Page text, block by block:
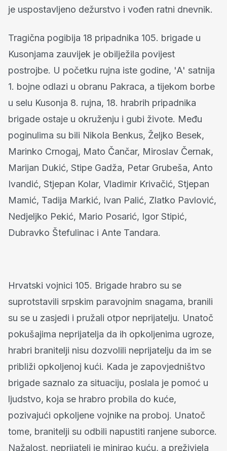
je uspostavljeno dežurstvo i vođen ratni dnevnik.
Tragična pogibija 18 pripadnika 105. brigade u
Kusonjama zauvijek je obilježila povijest
postrojbe. U početku rujna iste godine, 'A' satnija
1. bojne odlazi u obranu Pakraca, a tijekom borbe
u selu Kusonja 8. rujna, 18. hrabrih pripadnika
brigade ostaje u okruženju i gubi živote. Među
poginulima su bili Nikola Benkus, Željko Besek,
Marinko Crnogaj, Mato Čančar, Miroslav Černak,
Marijan Dukić, Stipe Gadža, Petar Grubeša, Anto
Ivandić, Stjepan Kolar, Vladimir Krivačić, Stjepan
Mamić, Tadija Markić, Ivan Palić, Zlatko Pavlović,
Nedjeljko Pekić, Mario Posarić, Igor Stipić,
Dubravko Štefulinac i Ante Tandara.
Hrvatski vojnici 105. Brigade hrabro su se
suprotstavili srpskim paravojnim snagama, branili
su se u zasjedi i pružali otpor neprijatelju. Unatoč
pokušajima neprijatelja da ih opkoljenima ugroze,
hrabri branitelji nisu dozvolili neprijatelju da im se
približi opkoljenoj kući. Kada je zapovjedništvo
brigade saznalo za situaciju, poslala je pomoć u
ljudstvo, koja se hrabro probila do kuće,
pozivajući opkoljene vojnike na proboj. Unatoč
tome, branitelji su odbili napustiti ranjene suborce.
Nažalost, neprijatelj je minirao kuću, a preživjela